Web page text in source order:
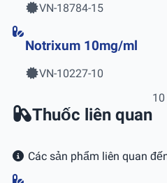
VN-18784-15
Notrixum 10mg/ml
VN-10227-10
Thuốc liên quan
Các sản phẩm liên quan